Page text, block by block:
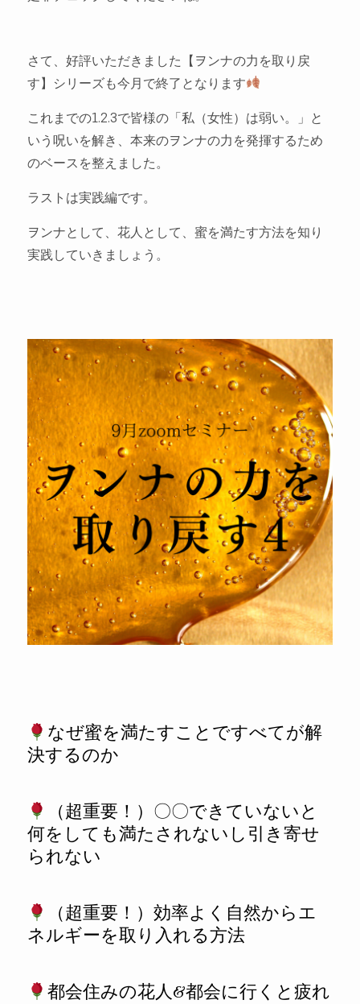
さて、好評いただきました【ヲンナの力を取り戻
す】シリーズも今月で終了となります
これまでの1.2.3で皆様の「私（女性）は弱い。」と
いう呪いを解き、本来のヲンナの力を発揮するため
のベースを整えました。
ラストは実践編です。
ヲンナとして、花人として、蜜を満たす方法を知り
実践していきましょう。
なぜ蜜を満たすことですべてが解
決するのか
（超重要！）〇〇できていないと
何をしても満たされないし引き寄せ
られない
（超重要！）効率よく自然からエ
ネルギーを取り入れる方法
都会住みの花人&都会に行くと疲れ